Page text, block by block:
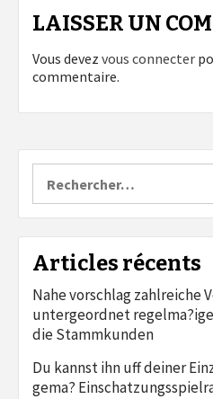
LAISSER UN
Vous devez vous connecter
commentaire.
Articles récents
Nahe vorschlag zahlreiche
untergeordnet
die Stammkunden
Du kannst ihn uff deiner
gema?